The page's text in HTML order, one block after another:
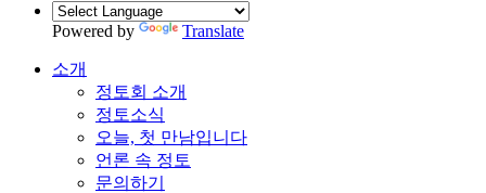
Powered by Translate
소개
정토회 소개
정토소식
오늘, 첫 만남입니다
언론 속 정토
문의하기